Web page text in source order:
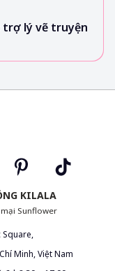
trợ lý vẽ truyện
KILALA
Sunflower
Square,
Minh, Việt Nam